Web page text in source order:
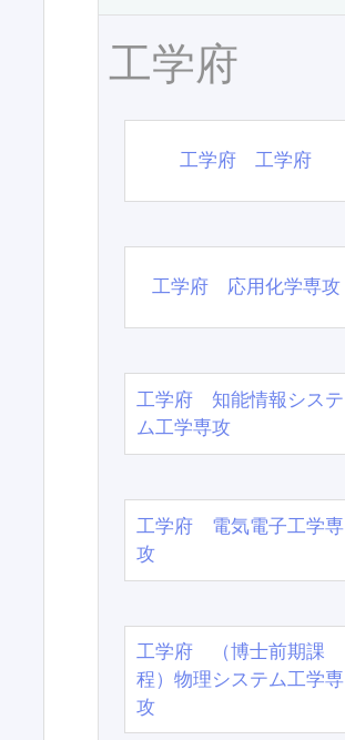
工学府
工学府 工学府
工学府 応用化学専攻
工学府 知能情報システ
ム工学専攻
工学府 電気電子工学専
攻
工学府 （博士前期課
程）物理システム工学専
攻